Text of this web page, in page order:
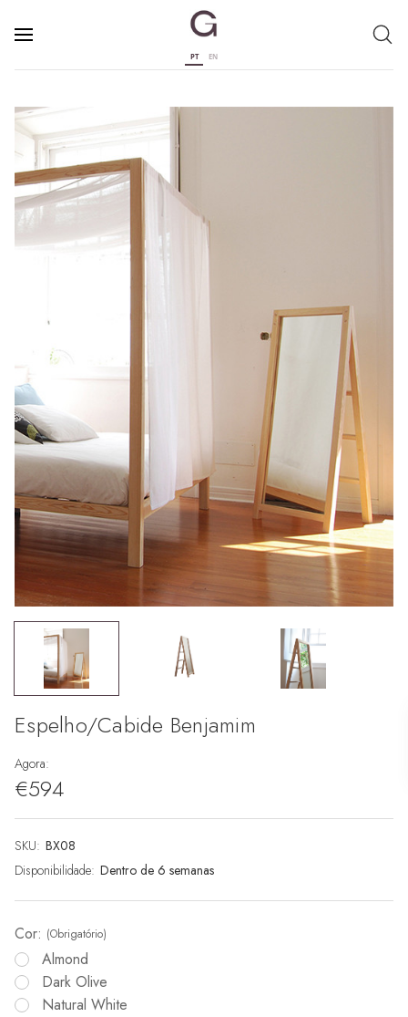
PT EN
Espelho/Cabide Benjamim
Agora:
€594
SKU: BX08
Disponibilidade: Dentro de 6 semanas
Stock
atual:
Cor: (Obrigatório)
Almond
Dark Olive
Natural White